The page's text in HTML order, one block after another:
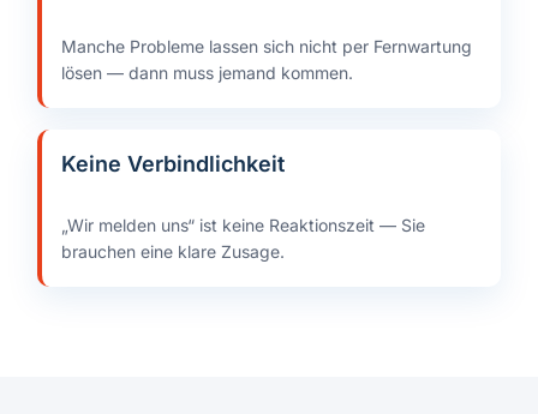
Manche Probleme lassen sich nicht per Fernwartung
lösen — dann muss jemand kommen.
Keine Verbindlichkeit
„Wir melden uns“ ist keine Reaktionszeit — Sie
brauchen eine klare Zusage.